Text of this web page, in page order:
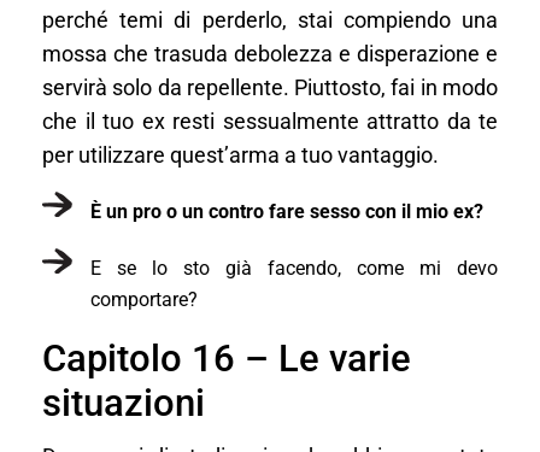
perché temi di perderlo, stai compiendo una
mossa che trasuda debolezza e disperazione e
servirà solo da repellente. Piuttosto, fai in modo
che il tuo ex resti sessualmente attratto da te
per utilizzare quest’arma a tuo vantaggio.
È un pro o un contro fare sesso con il mio ex?
E se lo sto già facendo, come mi devo
comportare?
Capitolo 16 – Le varie
situazioni